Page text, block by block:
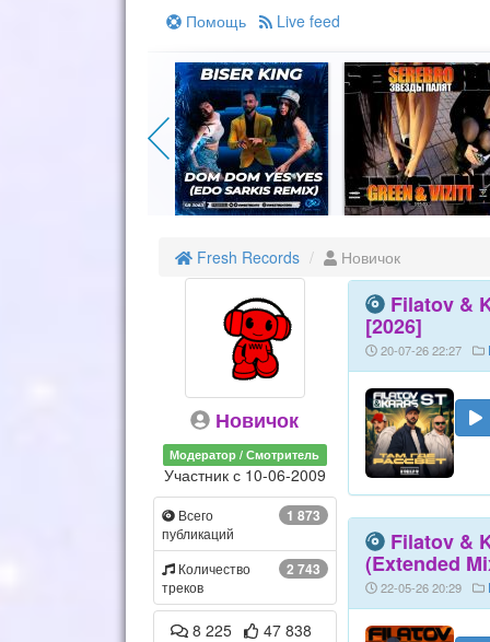
Помощь
Live feed
Fresh Records Новичок
Новичок
Модератор / Смотритель
Участник с 10-06-2009
1 873
Всего
публикаций
2 743
Количество
треков
8 225 47 838
Filatov &
[2026]
20-07-26 22:27
Filatov &
(Extended
22-05-26 20:29